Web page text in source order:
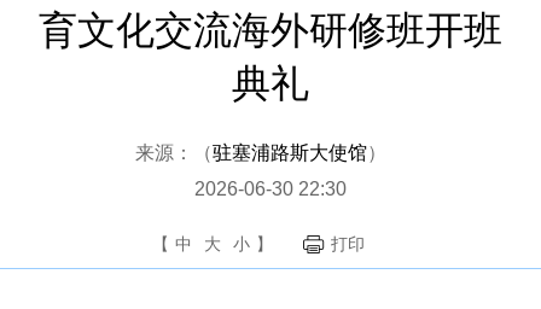
育文化交流海外研修班开班
典礼
来源：（驻塞浦路斯大使馆）
2026-06-30 22:30
【 中 大 小 】 打印